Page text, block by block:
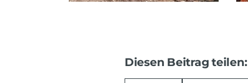
Diesen Beitrag teilen: